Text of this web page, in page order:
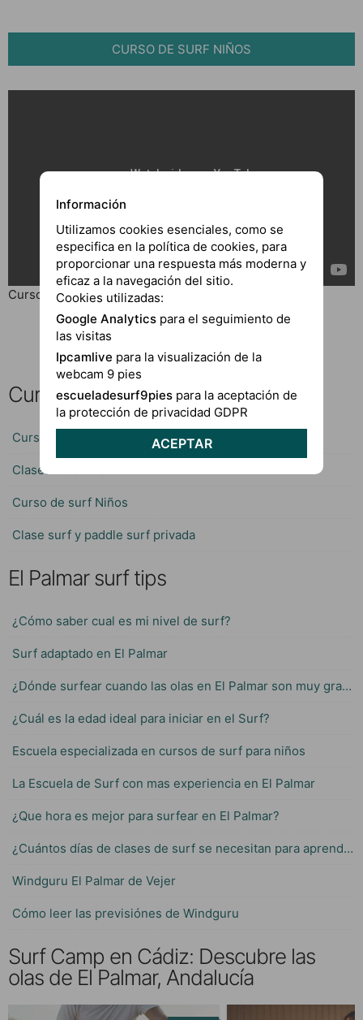
CURSO DE SURF NIÑOS
Curso de surf para niños en El Palmar
Cursos de surf El Palmar
Curso de surf El Palmar
Clases de surf en Conil
Curso de surf Niños
Clase surf y paddle surf privada
El Palmar surf tips
¿Cómo saber cual es mi nivel de surf?
Surf adaptado en El Palmar
¿Dónde surfear cuando las olas en El Palmar son muy grandes?
¿Cuál es la edad ideal para iniciar en el Surf?
Escuela especializada en cursos de surf para niños
La Escuela de Surf con mas experiencia en El Palmar
¿Que hora es mejor para surfear en El Palmar?
¿Cuántos días de clases de surf se necesitan para aprender?
Windguru El Palmar de Vejer
Cómo leer las previsiónes de Windguru
Surf Camp en Cádiz: Descubre las
olas de El Palmar, Andalucía
Información
Utilizamos cookies esenciales, como se
especifica en la política de cookies, para
proporcionar una respuesta más moderna y
eficaz a la navegación del sitio.
Cookies utilizadas:
Google Analytics para el seguimiento de
las visitas
Ipcamlive para la visualización de la
webcam 9 pies
escueladesurf9pies para la aceptación de
la protección de privacidad GDPR
ACEPTAR